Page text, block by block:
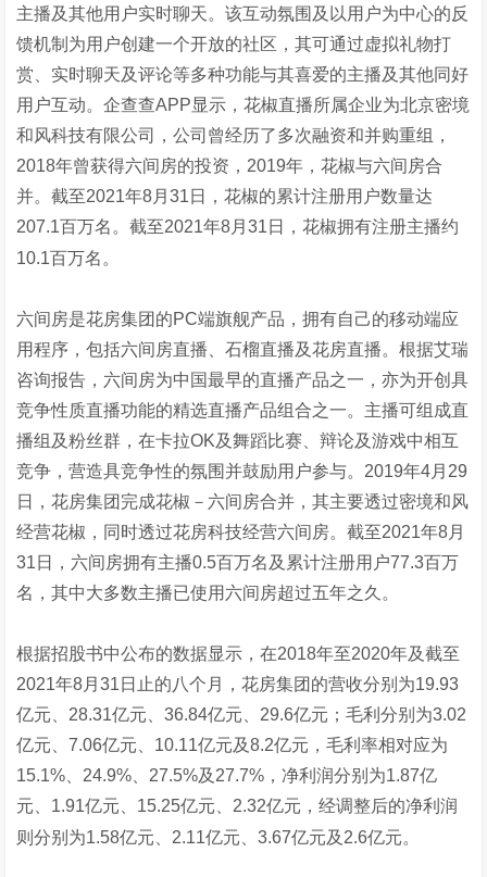
主播及其他用户实时聊天。该互动氛围及以用户为中心的反
馈机制为用户创建一个开放的社区，其可通过虚拟礼物打
赏、实时聊天及评论等多种功能与其喜爱的主播及其他同好
用户互动。企查查APP显示，花椒直播所属企业为北京密境
和风科技有限公司，公司曾经历了多次融资和并购重组，
2018年曾获得六间房的投资，2019年，花椒与六间房合
并。截至2021年8月31日，花椒的累计注册用户数量达
207.1百万名。截至2021年8月31日，花椒拥有注册主播约
10.1百万名。
六间房是花房集团的PC端旗舰产品，拥有自己的移动端应
用程序，包括六间房直播、石榴直播及花房直播。根据艾瑞
咨询报告，六间房为中国最早的直播产品之一，亦为开创具
竞争性质直播功能的精选直播产品组合之一。主播可组成直
播组及粉丝群，在卡拉OK及舞蹈比赛、辩论及游戏中相互
竞争，营造具竞争性的氛围并鼓励用户参与。2019年4月29
日，花房集团完成花椒－六间房合并，其主要透过密境和风
经营花椒，同时透过花房科技经营六间房。截至2021年8月
31日，六间房拥有主播0.5百万名及累计注册用户77.3百万
名，其中大多数主播已使用六间房超过五年之久。
根据招股书中公布的数据显示，在2018年至2020年及截至
2021年8月31日止的八个月，花房集团的营收分别为19.93
亿元、28.31亿元、36.84亿元、29.6亿元；毛利分别为3.02
亿元、7.06亿元、10.11亿元及8.2亿元，毛利率相对应为
15.1%、24.9%、27.5%及27.7%，净利润分别为1.87亿
元、1.91亿元、15.25亿元、2.32亿元，经调整后的净利润
则分别为1.58亿元、2.11亿元、3.67亿元及2.6亿元。